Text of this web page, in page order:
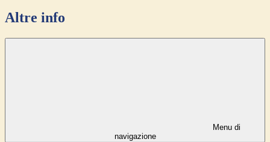
Altre info
Menu di
navigazione